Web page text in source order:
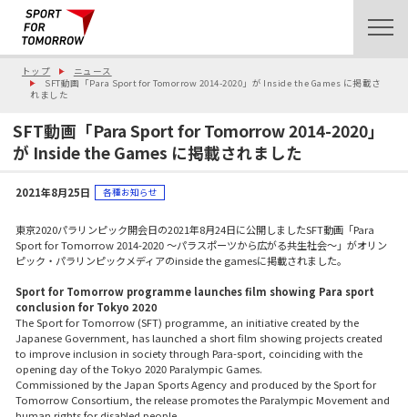
トップ
ニュース
SFT動画「Para Sport for Tomorrow 2014-2020」が Inside the Games に掲載さ
れました
SFT動画「Para Sport for Tomorrow 2014-2020」
が Inside the Games に掲載されました
2021年8月25日 各種お知らせ
東京2020パラリンピック開会日の2021年8月24日に公開しましたSFT動画「Para
Sport for Tomorrow 2014-2020 ～パラスポーツから広がる共生社会～」がオリン
ピック・パラリンピックメディアのinside the gamesに掲載されました。
Sport for Tomorrow programme launches film showing Para sport
conclusion for Tokyo 2020
The Sport for Tomorrow (SFT) programme, an initiative created by the
Japanese Government, has launched a short film showing projects created
to improve inclusion in society through Para-sport, coinciding with the
opening day of the Tokyo 2020 Paralympic Games.
Commissioned by the Japan Sports Agency and produced by the Sport for
Tomorrow Consortium, the release promotes the Paralympic Movement and